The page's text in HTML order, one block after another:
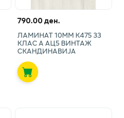
790.00 ден.
ЛАМИНАТ 10ММ К475 33
КЛАС А АЦ5 ВИНТАЖ
СКАНДИНАВИЈА